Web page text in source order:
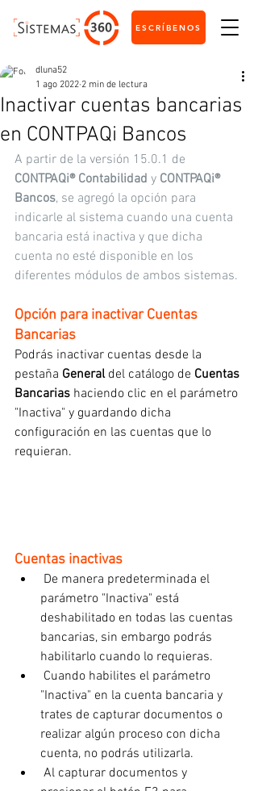
ESCRÍBENOS
Inactivar cuentas bancarias
en CONTPAQi Bancos
dluna52
1 ago 2022 2 min de lectura
A partir de la versión 15.0.1 de
CONTPAQi® Contabilidad y CONTPAQi®
Bancos, se agregó la opción para
indicarle al sistema cuando una cuenta
bancaria está inactiva y que dicha
cuenta no esté disponible en los
diferentes módulos de ambos sistemas.
Opción para inactivar Cuentas
Bancarias
Podrás inactivar cuentas desde la
pestaña General del catálogo de Cuentas
Bancarias haciendo clic en el parámetro
"Inactiva" y guardando dicha
configuración en las cuentas que lo
requieran.
Cuentas inactivas
parámetro "Inactiva" está
deshabilitado en todas las cuentas
bancarias, sin embargo podrás
habilitarlo cuando lo requieras.
"Inactiva" en la cuenta bancaria y
trates de capturar documentos o
realizar algún proceso con dicha
cuenta, no podrás utilizarla.